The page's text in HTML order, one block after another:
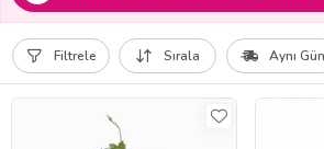
Filtrele Sırala Aynı Gün